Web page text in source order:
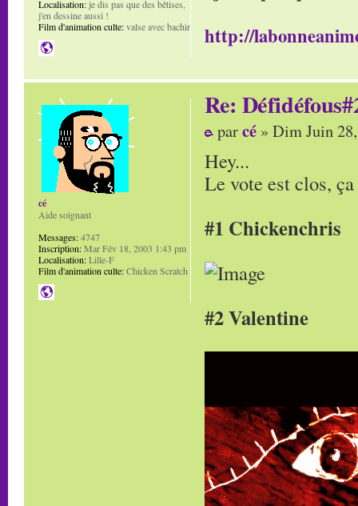
http://
Localisation:je dis pas que des bêtises,
j'en dessine aussi !
Film d'animation culte:valse avec bachir
Re:
parcé » Dim Juin
Hey...
Le vote est clos,
#1 Chickenchris
#2 Valentine
cé
Aide soignant
Messages:4747
Inscription:Mar Fév 18, 2003 1:43 pm
Localisation:Lille-F
Film d'animation culte:Chicken Scratch